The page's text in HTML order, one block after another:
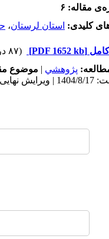
مقاله: ۶
کلیدی: استان لرستان،
[PDF 1652 kb]
(۸۷ دریافت)
پژوهشي | موضوع
1/31 | انتشار الکترونیک: 1405/1/31